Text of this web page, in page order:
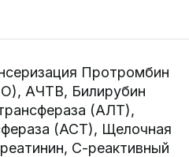
Протромбин
АЧТВ, Билирубин
(АЛТ),
(АСТ), Щелочная
С-реактивный